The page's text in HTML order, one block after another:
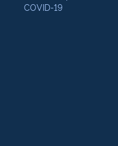
COVID-19